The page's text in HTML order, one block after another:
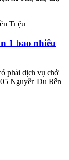
1 bao nhiêu
phải dịch vụ chở
Nguyễn Du Bến